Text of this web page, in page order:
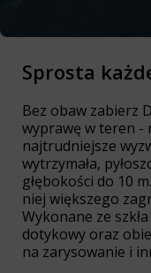
Sprosta
Bez obaw zabierz
wyprawę w teren -
najtrudniejsze
wytrzymała,
głębokości do 10
niej większego
Wykonane ze
dotykowy oraz
na zarysowanie i